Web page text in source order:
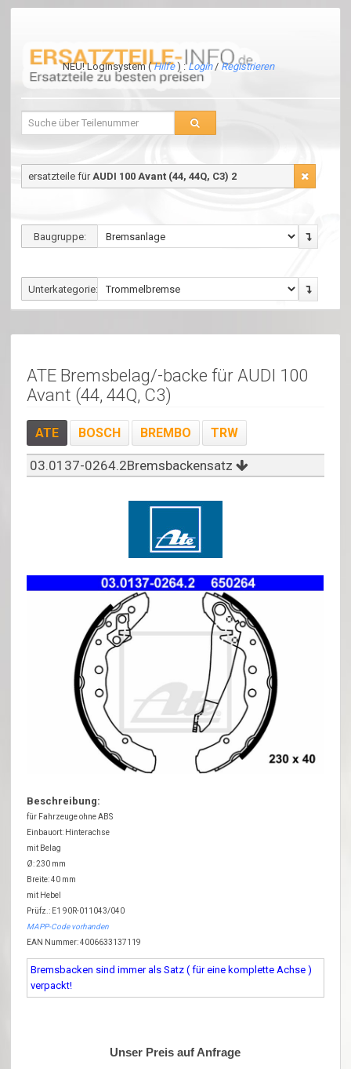
NEU! Loginsystem (Hilfe) :Login/ Registrieren
ersatzteile für AUDI 100 Avant (44, 44Q, C3) 2
Baugruppe:
Unterkategorie:
ATE Bremsbelag/-backe für AUDI 100
Avant (44, 44Q, C3)
ATE BOSCH BREMBO TRW
03.0137-0264.2Bremsbackensatz
Beschreibung:
für Fahrzeuge ohne ABS
Einbauort: Hinterachse
mit Belag
Ø: 230 mm
Breite: 40 mm
mit Hebel
Prüfz.: E1 90R-011043/040
MAPP-Code vorhanden
EAN Nummer: 4006633137119
Bremsbacken sind immer als Satz ( für eine komplette Achse )
verpackt!
Unser Preis auf Anfrage